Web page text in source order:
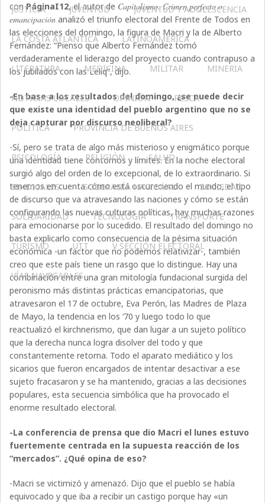
JUSTICIA JUVENTUD JUVENTUD Y ADOLESCENCIA
LA COSTA ATLÁNTICA LATINOAMERICA
LITERATURA MEDICINA MILITAR MINERIA
NOTICIAS LOCALES OPINIÓN PESCA
POLÍTICA PROVINCIA DE BUENOS AIRES
PSICOLOGÍA RELIGIÓN SALUD
SINDICALES SOBERANÍA NACIONAL SOCIEDAD
SOLIDARIDAD TECNOLOGÍA TRANSPORTE
TURISMO UTT V SECCIÓN ELECTORAL
VÍAS NAVEGABLES
conPáginaI12, el autor de Capitalismo. Crimen perfecto o
emancipación analizó el triunfo electoral del Frente de Todos en
las elecciones del domingo, la figura de Macri y la de Alberto
Fernández: “Pienso que Alberto Fernández tomó
verdaderamente el liderazgo del proyecto cuando contrapuso a
los jubilados con las Leliq”, dijo.
-En base a los resultados del domingo, ¿se puede decir
que existe una identidad del pueblo argentino que no se
deja capturar por discurso neoliberal?
-Sí, pero se trata de algo más misterioso y enigmático porque
una identidad tiene contornos y límites. En la noche electoral
surgió algo del orden de lo excepcional, de lo extraordinario. Si
tenemos en cuenta cómo está oscureciendo el mundo, el tipo
de discurso que va atravesando las naciones y cómo se están
configurando las nuevas culturas políticas, hay muchas razones
para emocionarse por lo sucedido. El resultado del domingo no
basta explicarlo como consecuencia de la pésima situación
económica -un factor que no podemos relativizar-, también
creo que este país tiene un rasgo que lo distingue. Hay una
combinación entre una gran mitología fundacional surgida del
peronismo más distintas prácticas emancipatorias, que
atravesaron el 17 de octubre, Eva Perón, las Madres de Plaza
de Mayo, la tendencia en los ‘70 y luego todo lo que
reactualizó el kirchnerismo, que dan lugar a un sujeto político
que la derecha nunca logra disolver del todo y que
constantemente retorna. Todo el aparato mediático y los
sicarios que fueron encargados de intentar desactivar a ese
sujeto fracasaron y se ha mantenido, gracias a las decisiones
populares, esta secuencia simbólica que ha provocado el
enorme resultado electoral.
-La conferencia de prensa que dio Macri el lunes estuvo
fuertemente centrada en la supuesta reacción de los
“mercados”. ¿Qué opina de eso?
-Macri se victimizó y amenazó. Dijo que el pueblo se había
equivocado y que iba a recibir un castigo porque hay «un